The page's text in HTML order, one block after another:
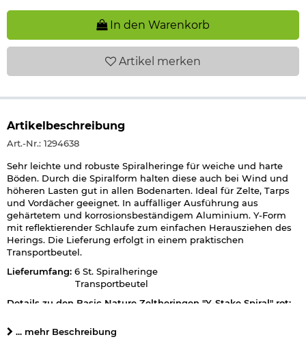
In den Warenkorb
Artikel merken
Artikelbeschreibung
Art.-Nr.: 1294638
Sehr leichte und robuste Spiralheringe für weiche und harte
Böden. Durch die Spiralform halten diese auch bei Wind und
höheren Lasten gut in allen Bodenarten. Ideal für Zelte, Tarps
und Vordächer geeignet. In auffälliger Ausführung aus
gehärtetem und korrosionsbeständigem Aluminium. Y-Form
mit reflektierender Schlaufe zum einfachen Herausziehen des
Herings. Die Lieferung erfolgt in einem praktischen
Transportbeutel.
Lieferumfang: 6 St. Spiralheringe
Transportbeutel
Details zu den Basic Nature Zeltheringen "Y-Stake Spiral" rot:
sehr leicht
... mehr Beschreibung